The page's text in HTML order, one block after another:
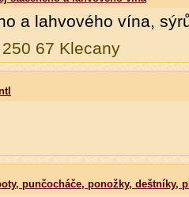
a lahvového vína,
67 Klecany
punčocháče, ponožky, deštníky,